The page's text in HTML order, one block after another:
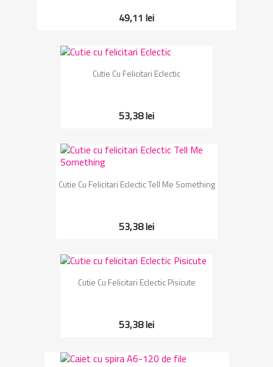
49,11 lei
Cutie Cu Felicitari Eclectic
53,38 lei
Cutie Cu Felicitari Eclectic Tell Me Something
53,38 lei
Cutie Cu Felicitari Eclectic Pisicute
53,38 lei